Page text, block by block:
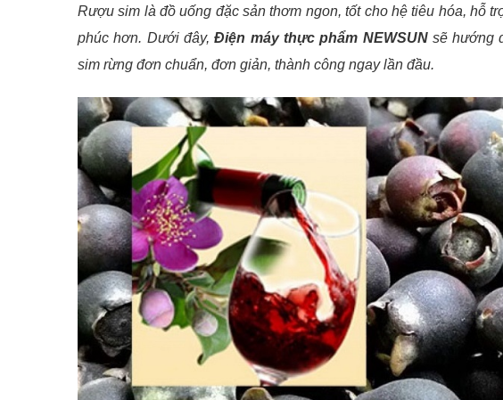
Rượu sim là đồ uống đặc sản thơm ngon, tốt cho hệ tiêu hóa, hỗ
phúc hơn. Dưới đây,Điện máy thực phẩm NEWSUNsẽ hướng
sim rừng đơn chuẩn, đơn giản, thành công ngay lần đầu.